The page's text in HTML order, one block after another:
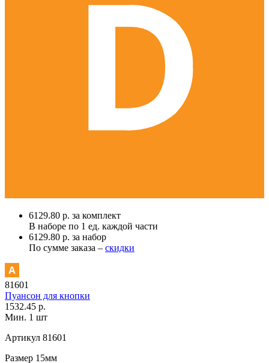
6129.80 р. за комплект
В наборе по 1 ед. каждой части
6129.80 р. за набор
По сумме заказа – скидки
81601
Пуансон для кнопки
1532.45 р.
Мин. 1 шт
Артикул 81601
Размер 15мм